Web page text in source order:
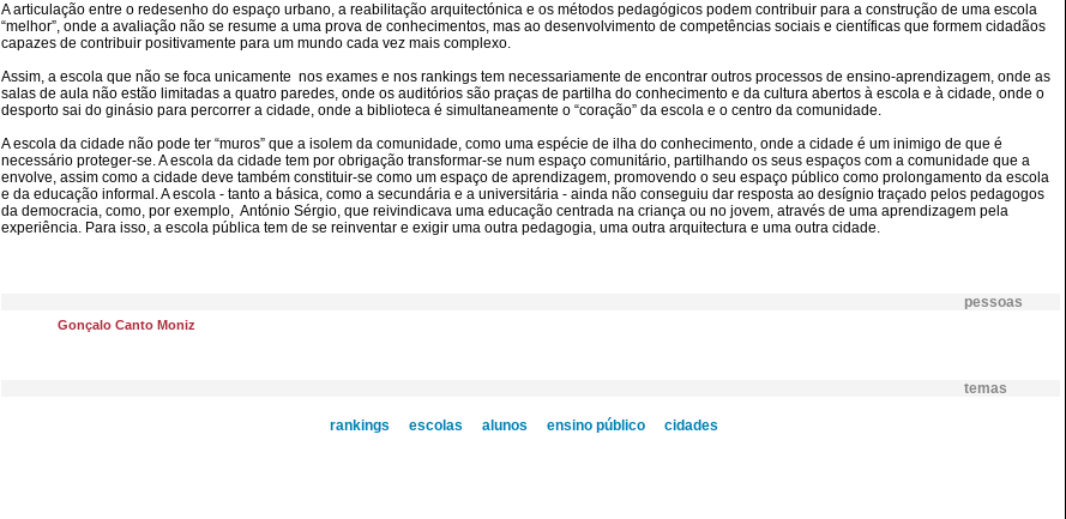
A articulação entre o redesenho do espaço urbano, a reabilitação arquitectónica e os métodos pedagógicos podem contribuir para a construção de uma escola
“melhor”, onde a avaliação não se resume a uma prova de conhecimentos, mas ao desenvolvimento de competências sociais e científicas que formem cidadãos
capazes de contribuir positivamente para um mundo cada vez mais complexo.
Assim, a escola que não se foca unicamente nos exames e nos rankings tem necessariamente de encontrar outros processos de ensino-aprendizagem, onde as
salas de aula não estão limitadas a quatro paredes, onde os auditórios são praças de partilha do conhecimento e da cultura abertos à escola e à cidade, onde o
desporto sai do ginásio para percorrer a cidade, onde a biblioteca é simultaneamente o “coração” da escola e o centro da comunidade.
A escola da cidade não pode ter “muros” que a isolem da comunidade, como uma espécie de ilha do conhecimento, onde a cidade é um inimigo de que é
necessário proteger-se. A escola da cidade tem por obrigação transformar-se num espaço comunitário, partilhando os seus espaços com a comunidade que a
envolve, assim como a cidade deve também constituir-se como um espaço de aprendizagem, promovendo o seu espaço público como prolongamento da escola
e da educação informal. A escola - tanto a básica, como a secundária e a universitária - ainda não conseguiu dar resposta ao desígnio traçado pelos pedagogos
da democracia, como, por exemplo, António Sérgio, que reivindicava uma educação centrada na criança ou no jovem, através de uma aprendizagem pela
experiência. Para isso, a escola pública tem de se reinventar e exigir uma outra pedagogia, uma outra arquitectura e uma outra cidade.
pessoas
Gonçalo Canto Moniz
temas
rankings escolas alunos ensino público cidades